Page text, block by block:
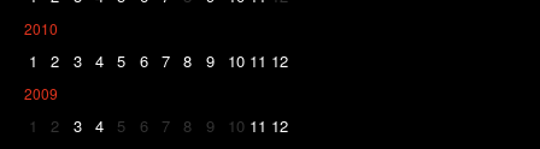
2010
1 2 3 4 5 6 7 8 9 10 11 12
2009
1 2 3 4 5 6 7 8 9 10 11 12